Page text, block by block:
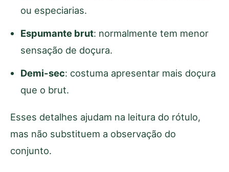
ou especiarias.
Espumante brut: normalmente tem menor
sensação de doçura.
Demi-sec: costuma apresentar mais doçura
que o brut.
Esses detalhes ajudam na leitura do rótulo,
mas não substituem a observação do
conjunto.